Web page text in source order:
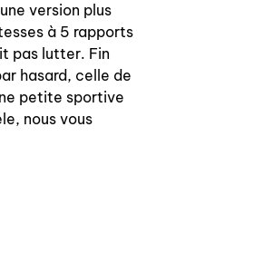
version plus
à 5 rapports
pas lutter. Fin
hasard, celle de
petite sportive
nous vous